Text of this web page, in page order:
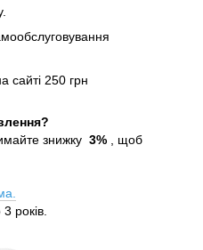
сайті 250 грн
знижку 3% , щоб
років.